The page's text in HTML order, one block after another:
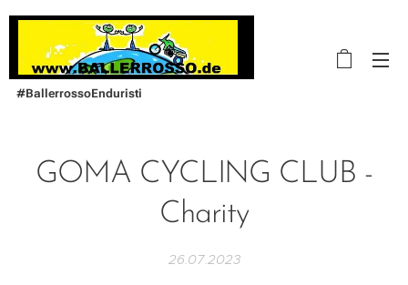
#BallerrossoEnduristi
GOMA CYCLING CLUB -
Charity
26.07.2023